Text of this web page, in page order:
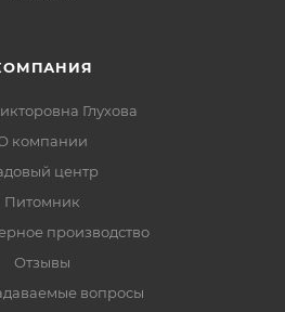
Глухова
компании
центр
Питомник
производство
Отзывы
вопросы